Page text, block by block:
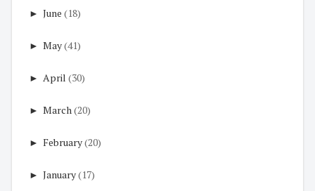
► June (18)
► May(41)
► April (30)
► March(20)
► February(20)
► January(17)